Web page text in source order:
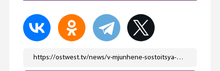
https://ostwest.tv/news/v-mjunhene-sostoitsya-premera-opery-sergeya-prokofeva-vojna-i-mir/